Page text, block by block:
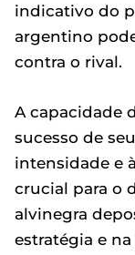
indicativo do
argentino
contra o rival.
A capacidade
sucesso de
intensidade e
crucial para o
alvinegra
estratégia e